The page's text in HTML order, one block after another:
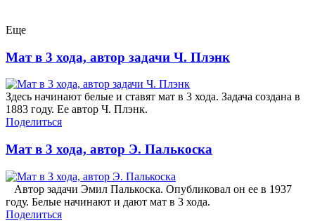
Еще
Мат в 3 хода, автор задачи Ч. Плэнк
Здесь начинают белые и ставят мат в 3 хода. Задача создана в
1883 году. Ее автор Ч. Плэнк.
Поделиться
Мат в 3 хода, автор Э. Палькоска
Автор задачи Эмил Палькоска. Опубликовал он ее в 1937
году. Белые начинают и дают мат в 3 хода.
Поделиться